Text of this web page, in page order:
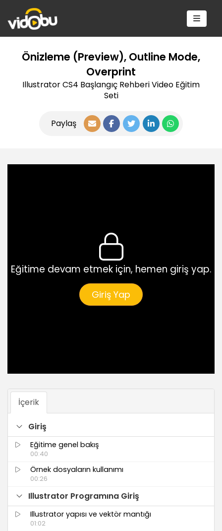
Önizleme (Preview), Outline Mode,
Overprint
Illustrator CS4 Başlangıç Rehberi Video Eğitim
Seti
Paylaş
Eğitime devam etmek için, hemen giriş yap.
Giriş Yap
İçerik
Giriş
Eğitime genel bakış
00:40
Örnek dosyaların kullanımı
00:26
Illustrator Programına Giriş
Illustrator yapısı ve vektör mantığı
01:02